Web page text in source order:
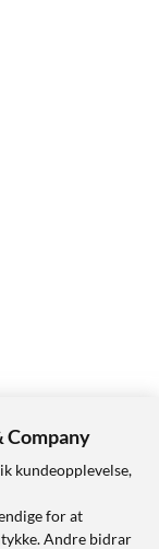
Company
kundeopplevelse,
for at
Andre bidrar